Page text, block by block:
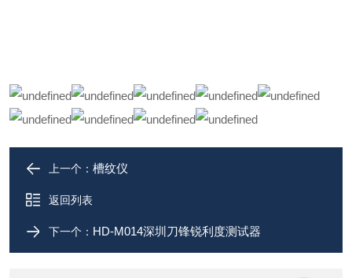
上一个： 槽纹仪
返回列表
下一个： HD-M014深圳刀锋锐利度测试器